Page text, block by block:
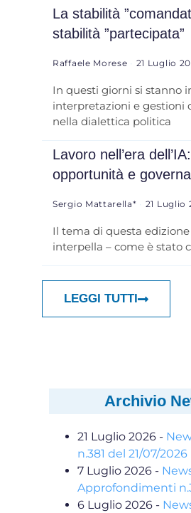
La stabilità
stabilità ”partecipata”
Raffaele Morese 21 Luglio
In questi giorni si stanno
interpretazioni e gestioni
nella dialettica politica
Lavoro nell’era
opportunità e
Sergio Mattarella* 21 Luglio
Il tema di questa
interpella – come è stato
LEGGI TUTTI
Archivio
21 Luglio 2026 -
n.381 del 21/07/2026
7 Luglio 2026 -
Approfondimenti
6 Luglio 2026 -